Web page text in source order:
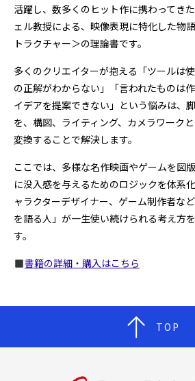
活躍し、数多くのヒット作に携わってき
ェル教授による、映像表現に特化した物
トラクチャー＞の理論書です。
多くのクリエイターが抱える「ツールは
の正解がわからない」「言われたものは
イデアを提案できない」という悩みは、
を、構図、ライティング、カメラワーク
変換することで解決します。
ここでは、多様な名作映画やゲームを図
に没入感を与えるためのロジックを体系
ャラクターデザイナー、ゲーム制作者な
を語る人」が一生使い続けられる考え方
す。
書籍の詳細・購入はこちら
TOP